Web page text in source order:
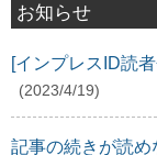
お知らせ
[インプレスID読
(2023/4/19)
記事の続きが読め